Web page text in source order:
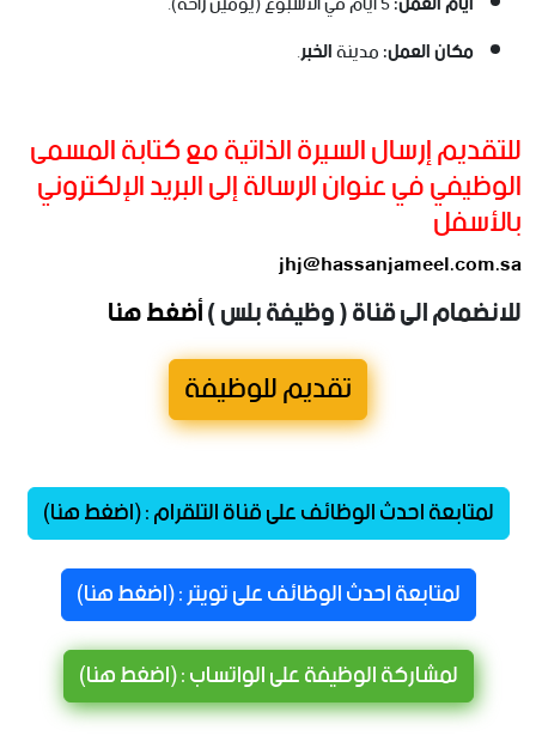
مكان العمل:مدينةالخبر.
للتقديم إرسال السيرة الذاتية مع كتابة المسمى
الوظيفي في عنوان الرسالة إلى البريد الإلكتروني
بالأسفل
jhj@hassanjameel.com.sa
للانضمام الى قناة ( وظيفة بلس )أضغط هنا
تقديم للوظيفة
لمتابعة احدث الوظائف على قناة التلقرام : (اضغط هنا)
لمتابعة احدث الوظائف على تويتر : (اضغط هنا)
لمشاركة الوظيفة على الواتساب : (اضغط هنا)